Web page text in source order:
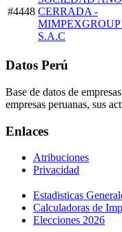
#4448 CERRADA -
MIMPEXGROUP
S.A.C
Datos Perú
Base de datos de
empresas peruanas, sus
Enlaces
Atribuciones
Privacidad
Estadisticas
Calculadoras de
Elecciones 2026